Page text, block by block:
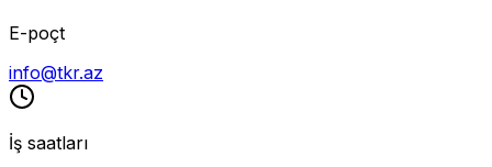
E-poçt
info@tkr.az
İş saatları